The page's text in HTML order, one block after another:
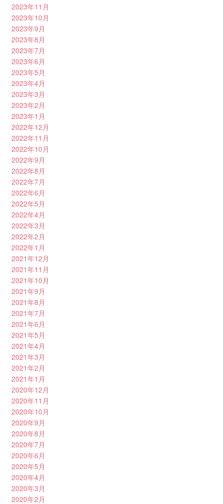
2023年11月
2023年10月
2023年9月
2023年8月
2023年7月
2023年6月
2023年5月
2023年4月
2023年3月
2023年2月
2023年1月
2022年12月
2022年11月
2022年10月
2022年9月
2022年8月
2022年7月
2022年6月
2022年5月
2022年4月
2022年3月
2022年2月
2022年1月
2021年12月
2021年11月
2021年10月
2021年9月
2021年8月
2021年7月
2021年6月
2021年5月
2021年4月
2021年3月
2021年2月
2021年1月
2020年12月
2020年11月
2020年10月
2020年9月
2020年8月
2020年7月
2020年6月
2020年5月
2020年4月
2020年3月
2020年2月